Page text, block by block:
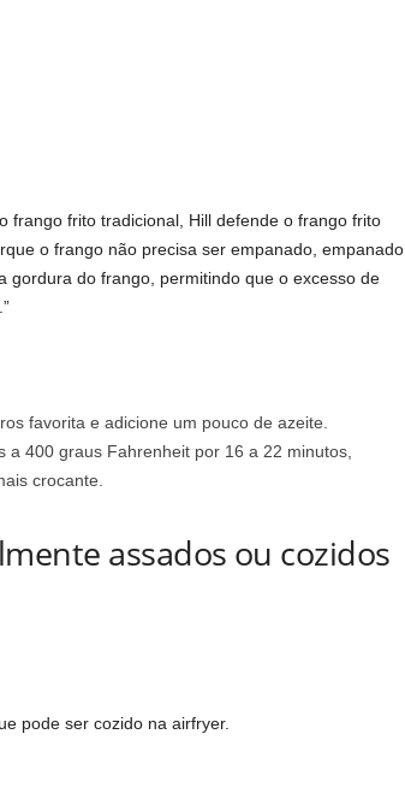
frango frito tradicional, Hill defende o frango frito
o frango não precisa ser empanado, empanado
gordura do frango, permitindo que o excesso de
favorita e adicione um pouco de azeite.
400 graus Fahrenheit por 16 a 22 minutos,
crocante.
assados ​​ou cozidos
pode ser cozido na airfryer.